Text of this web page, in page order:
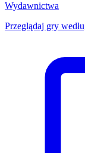
Wydawnictwa
Przeglądaj gry